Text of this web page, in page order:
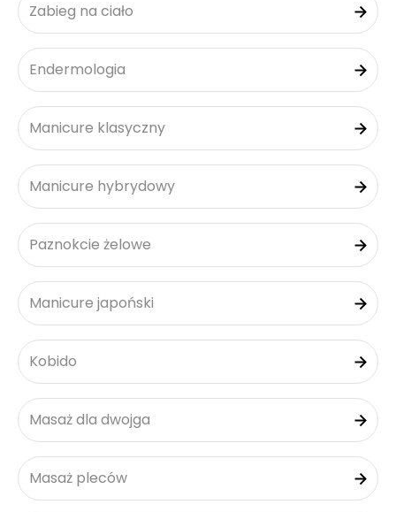
Zabieg na ciało
Endermologia
Manicure klasyczny
Manicure hybrydowy
Paznokcie żelowe
Manicure japoński
Kobido
Masaż dla dwojga
Masaż pleców